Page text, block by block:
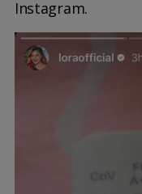
Instagram.